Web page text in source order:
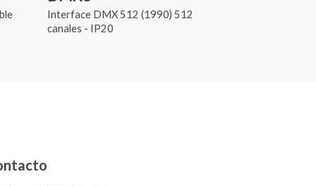
Interface DMX 512 (1990) 512
canales - IP20